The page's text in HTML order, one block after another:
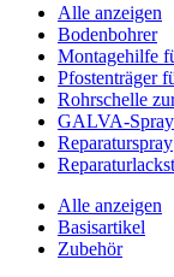
Alle anzeigen
Bodenbohrer
Montagehilfe
Pfostenträger
Rohrschelle
GALVA-Spray
Reparaturspray
Alle anzeigen
Basisartikel
Zubehör